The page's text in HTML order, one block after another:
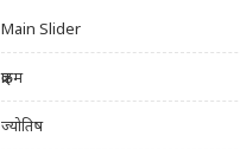
Main Slider
क्राइम
ज्योतिष